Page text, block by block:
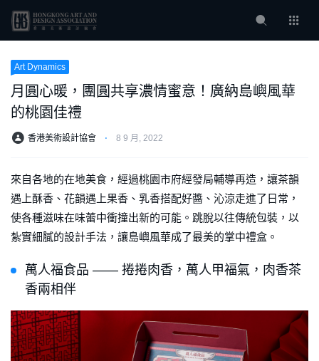
Art Dynamics
月圓心暖，團圓共享濃情蜜意！廣納島嶼風華
的桃園佳禮
香港美術設計協會 ⋅ 8 9 月, 2022
來自各地的在地美食，經過桃園市府經發局輔導再造，讓茶韻
遇上酥香、花韻遇上果香、乳香搭配好醬、沁涼走進了日常，
使各種滋味在味蕾中衝撞出新的可能。跳脫以往傳統包裝，以
紮實細膩的設計手法，讓島嶼風華成了最美的掌中禮盒。
萬人福食品 —— 捲捲肉香，萬人甲福氣，肉香茶
香兩相伴